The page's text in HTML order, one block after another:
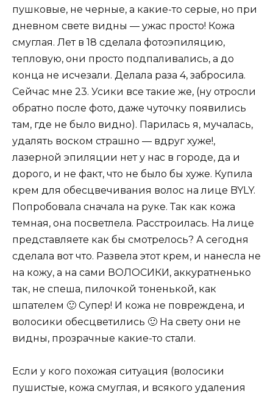
пушковые, не черные, а какие-то серые, но при
дневном свете видны — ужас просто! Кожа
смуглая. Лет в 18 сделала фотоэпиляцию,
тепловую, они просто подпаливались, а до
конца не исчезали. Делала раза 4, забросила.
Сейчас мне 23. Усики все такие же, (ну отросли
обратно после фото, даже чуточку появились
там, где не было видно). Парилась я, мучалась,
удалять воском страшно — вдруг хуже!,
лазерной эпиляции нет у нас в городе, да и
дорого, и не факт, что не было бы хуже. Купила
крем для обесцвечивания волос на лице BYLY.
Попробовала сначала на руке. Так как кожа
темная, она посветлела. Расстроилась. На лице
представляете как бы смотрелось? А сегодня
сделала вот что. Развела этот крем, и нанесла не
на кожу, а на сами ВОЛОСИКИ, аккуратненько
так, не спеша, пилочкой тоненькой, как
шпателем 🙂 Супер! И кожа не повреждена, и
волосики обесцветились 🙂 На свету они не
видны, прозрачные какие-то стали.
Если у кого похожая ситуация (волосики
пушистые, кожа смуглая, и всякого удаления